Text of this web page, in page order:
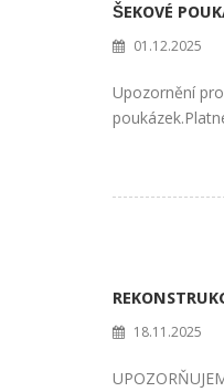
ŠEKOVÉ
01.12.2025
Upozornění
18.11.2025